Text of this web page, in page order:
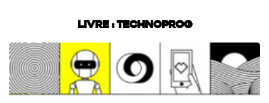
Livre : Technoprog